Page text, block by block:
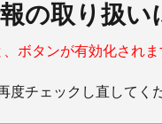
の4の定めに基づき、適切
変更内容を通知するものと
ス向上等のため
の取り扱い
ボタンが有効化されま
度チェックし直してく